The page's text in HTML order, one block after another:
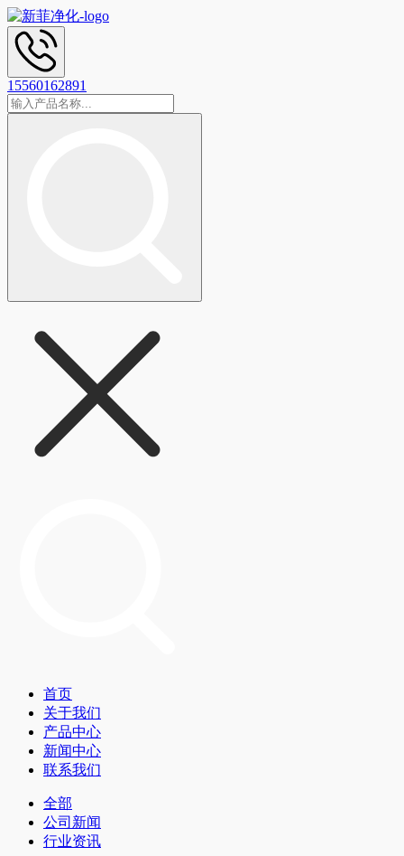
15560162891
首页
关于我们
产品中心
新闻中心
联系我们
全部
公司新闻
行业资讯